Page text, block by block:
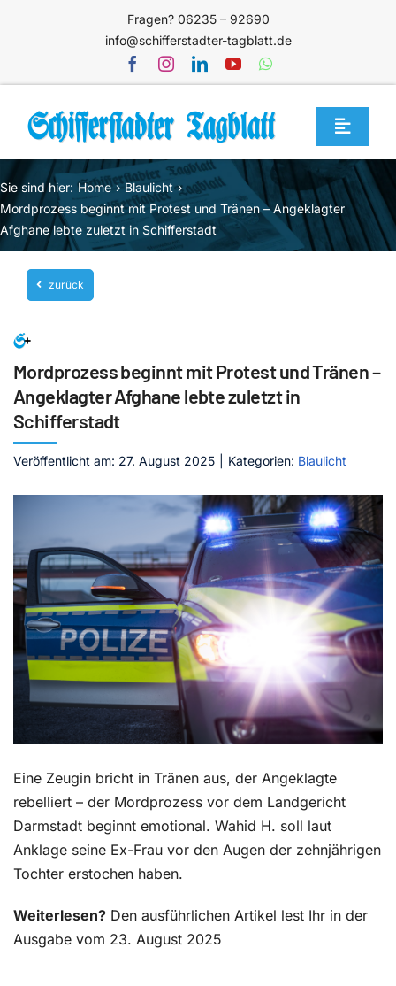
Fragen? 06235 – 92690
info@schifferstadter-tagblatt.de
Toggle
Home
Themen
Blog
Unternehmen
Mediathek
Jetzt abonnieren
Kontakt
Sie sind hier: Home
Blaulicht
Mordprozess beginnt mit Protest und Tränen – Angeklagter
Afghane lebte zuletzt in Schifferstadt
zurück
Mordprozess beginnt mit Protest und Tränen –
Angeklagter Afghane lebte zuletzt in
Schifferstadt
Veröffentlicht am: 27. August 2025 Kategorien: Blaulicht
Eine Zeugin bricht in Tränen aus, der Angeklagte
rebelliert – der Mordprozess vor dem Landgericht
Darmstadt beginnt emotional. Wahid H. soll laut
Anklage seine Ex-Frau vor den Augen der zehnjährigen
Tochter erstochen haben.
Weiterlesen? Den ausführlichen Artikel lest Ihr in der
Ausgabe vom 23. August 2025